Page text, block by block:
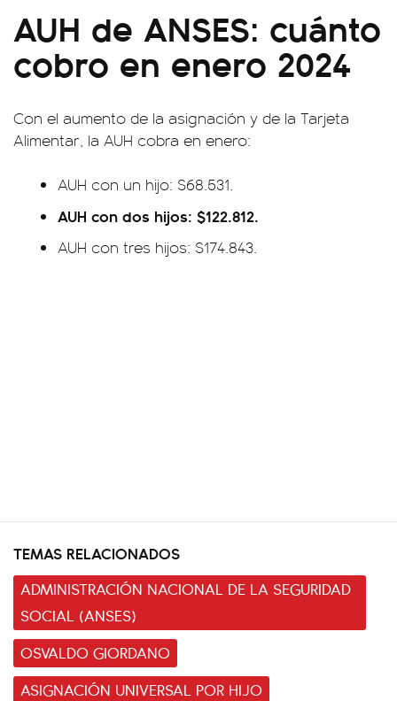
AUH de ANSES: cuánto
cobro en enero 2024
Con el aumento de la asignación y de la Tarjeta
Alimentar, la AUH cobra en enero:
AUH con un hijo: $68.531.
AUH con dos hijos: $122.812.
AUH con tres hijos: $174.843.
TEMAS RELACIONADOS
ADMINISTRACIÓN NACIONAL DE LA SEGURIDAD
SOCIAL (ANSES)
OSVALDO GIORDANO
ASIGNACIÓN UNIVERSAL POR HIJO